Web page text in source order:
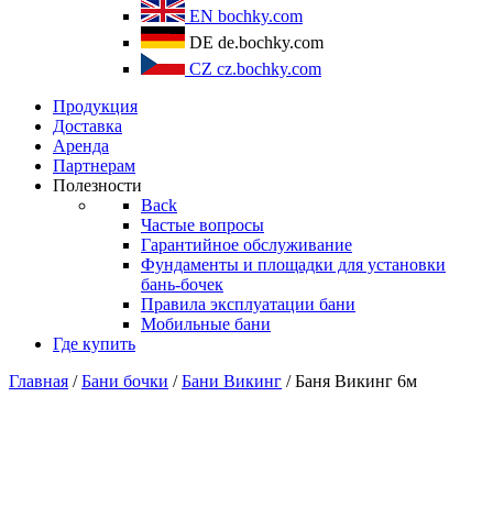
EN bochky.com
DE de.bochky.com
CZ cz.bochky.com
Продукция
Доставка
Аренда
Партнерам
Полезности
Back
Частые вопросы
Гарантийное обслуживание
Фундаменты и площадки для установки
бань-бочек
Правила эксплуатации бани
Мобильные бани
Где купить
Главная /Бани бочки /Бани Викинг / Баня Викинг 6м